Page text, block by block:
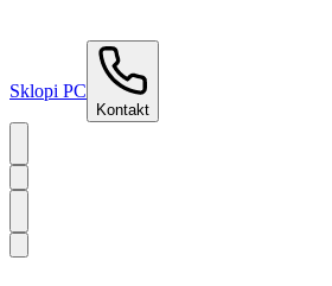
Sklopi PC
Kontakt